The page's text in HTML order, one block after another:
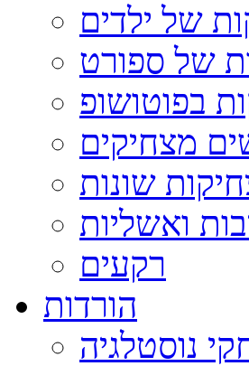
של ילדים
של ספורט
בפוטושופ
מצחיקים
שונות
ואשליות
רקעים
הורדות
נוסטלגיה